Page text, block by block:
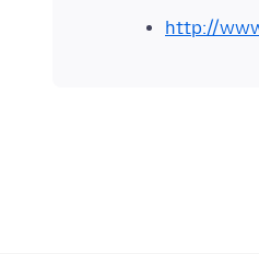
http://